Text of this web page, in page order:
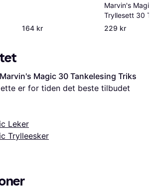
164 kr
Marvin's Magic
Tryllesett 30
229 kr
Marvin's Magic 30 Tankelesing Triks
er for tiden det beste tilbudet
Leker
Trylleesker